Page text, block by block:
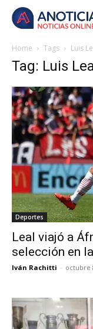
Home Tags Luis
Tag: Luis
Deportes
Leal viajó a
selección en
Iván Rachitti - octubre